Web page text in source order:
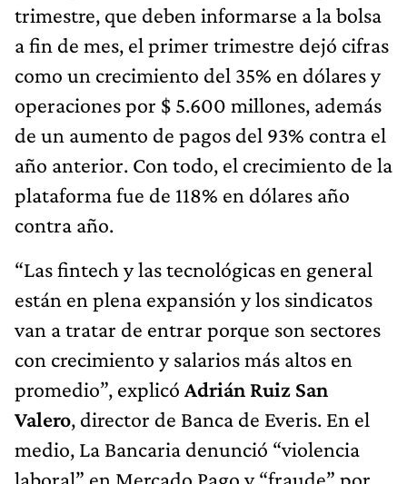
trimestre, que deben informarse a la bolsa
a fin de mes, el primer trimestre dejó cifras
como un crecimiento del 35% en dólares y
operaciones por $ 5.600 millones, además
de un aumento de pagos del 93% contra el
año anterior. Con todo, el crecimiento de la
plataforma fue de 118% en dólares año
contra año.
“Las fintech y las tecnológicas en general
están en plena expansión y los sindicatos
van a tratar de entrar porque son sectores
con crecimiento y salarios más altos en
promedio”, explicó Adrián Ruiz San
Valero, director de Banca de Everis. En el
medio, La Bancaria denunció “violencia